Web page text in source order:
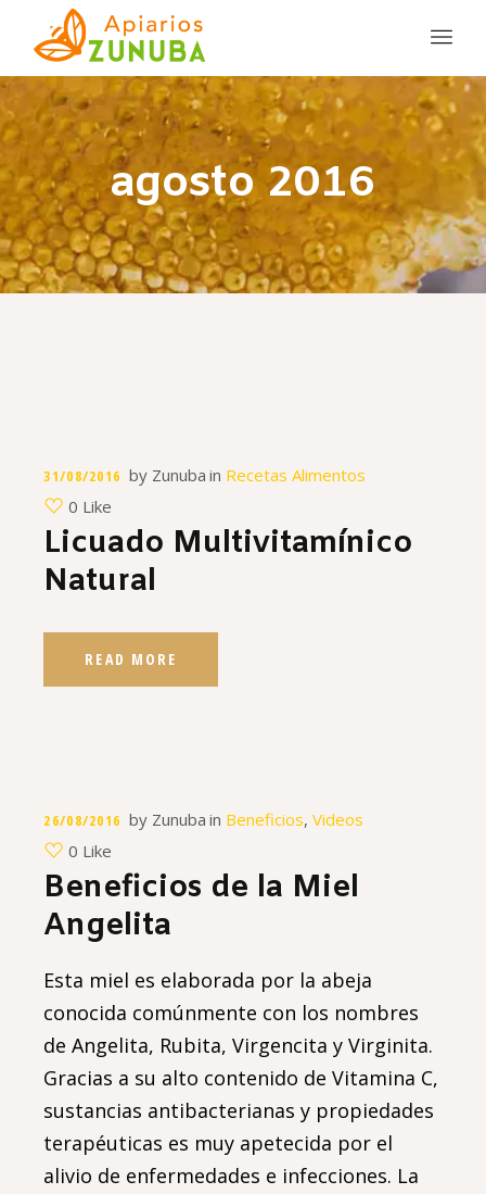
agosto 2016
31/08/2016 by Zunuba in Recetas Alimentos
0 Like
Licuado Multivitamínico
Natural
READ MORE
26/08/2016 by Zunuba in Beneficios,Videos
0 Like
Beneficios de la Miel
Angelita
Esta miel es elaborada por la abeja
conocida comúnmente con los nombres
de Angelita, Rubita, Virgencita y Virginita.
Gracias a su alto contenido de Vitamina C,
sustancias antibacterianas y propiedades
terapéuticas es muy apetecida por el
alivio de enfermedades e infecciones. La